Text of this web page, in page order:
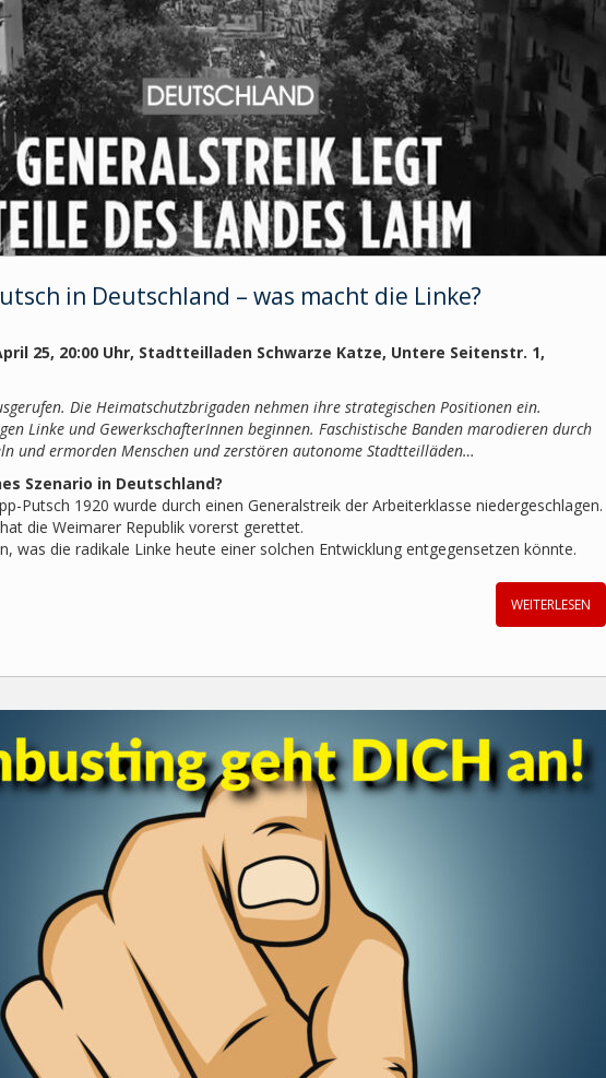
in Deutschland – was macht die Linke?
25, 20:00 Uhr, Stadtteilladen Schwarze Katze, Untere Seitenstr. 1,
Die Heimatschutzbrigaden nehmen ihre strategischen Positionen ein.
Linke und GewerkschafterInnen beginnen. Faschistische Banden marodieren durch
und ermorden Menschen und zerstören autonome Stadtteilläden…
Szenario in Deutschland?
Putsch 1920 wurde durch einen Generalstreik der Arbeiterklasse niedergeschlagen.
die Weimarer Republik vorerst gerettet.
was die radikale Linke heute einer solchen Entwicklung entgegensetzen könnte.
WEITERLESEN